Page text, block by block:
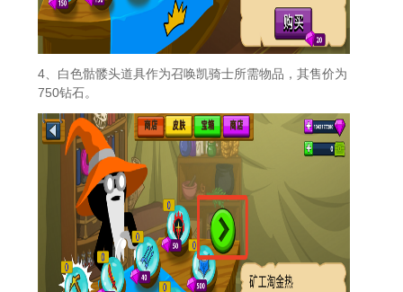
4、白色骷髅头道具作为召唤凯骑士所需物品，其售价为
750钻石。